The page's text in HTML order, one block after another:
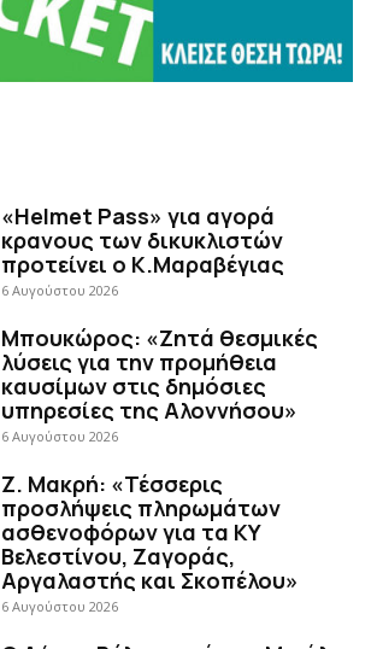
«Helmet Pass» για αγορά
κρανους των δικυκλιστών
προτείνει ο Κ.Μαραβέγιας
6 Αυγούστου 2026
Μπουκώρος: «Ζητά θεσμικές
λύσεις για την προμήθεια
καυσίμων στις δημόσιες
υπηρεσίες της Αλοννήσου»
6 Αυγούστου 2026
Ζ. Μακρή: «Τέσσερις
προσλήψεις πληρωμάτων
ασθενοφόρων για τα ΚΥ
Βελεστίνου, Ζαγοράς,
Αργαλαστής και Σκοπέλου»
6 Αυγούστου 2026